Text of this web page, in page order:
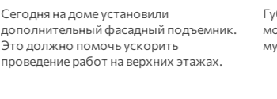
Губернатор поручил провести
мониторинг коммунальных сетей во всех
муниципалитетах.
В